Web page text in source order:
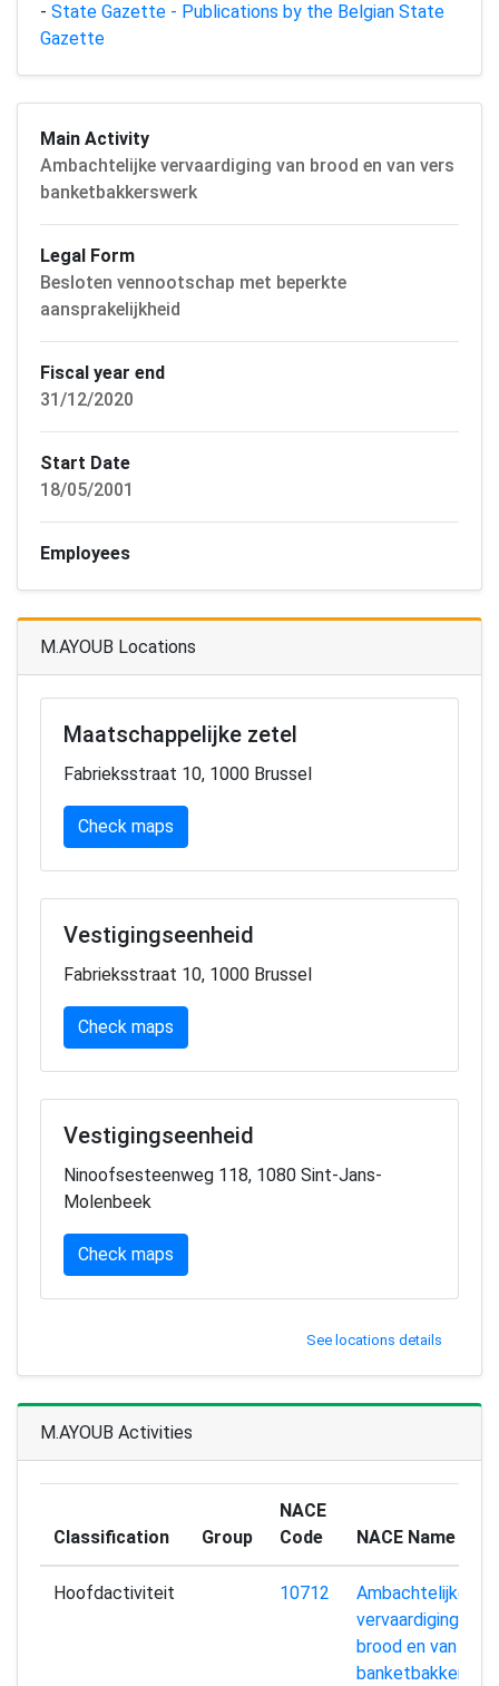
- State Gazette - Publications by the Belgian State
Gazette
Main Activity
Ambachtelijke vervaardiging van brood en van vers
banketbakkerswerk
Legal Form
Besloten vennootschap met beperkte
aansprakelijkheid
Fiscal year end
31/12/2020
Start Date
18/05/2001
Employees
M.AYOUB Locations
Maatschappelijke zetel
Fabrieksstraat 10, 1000 Brussel
Check maps
Vestigingseenheid
Fabrieksstraat 10, 1000 Brussel
Check maps
Vestigingseenheid
Ninoofsesteenweg 118, 1080 Sint-Jans-
Molenbeek
Check maps
See locations details
M.AYOUB Activities
Classification Group
NACE
Code
NACE Name
Hoofdactiviteit 10712
Ambachtelijke
vervaardiging van
brood en van vers